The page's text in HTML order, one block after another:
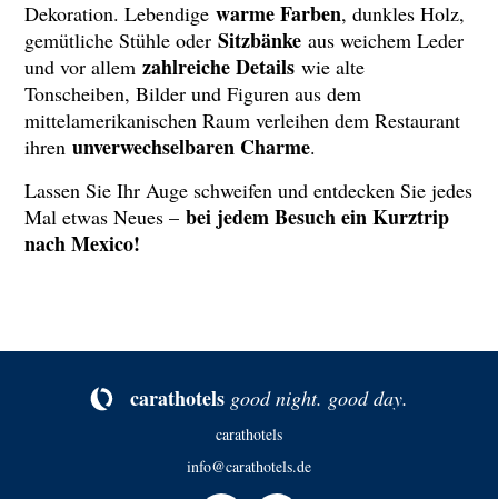
Dekoration. Lebendigewarme Farben, dunkles Holz,
gemütliche Stühle oderSitzbänkeaus weichem Leder
und vor allemzahlreiche Details wie alte
Tonscheiben, Bilder und Figuren aus dem
mittelamerikanischen Raum verleihen dem Restaurant
ihrenunverwechselbaren Charme.
Lassen Sie Ihr Auge schweifen und entdecken Sie jedes
Mal etwas Neues –bei jedem Besuch ein Kurztrip
nach Mexico!
ca­rat­ho­tels good night. good day.
carathotels
info@carathotels.de